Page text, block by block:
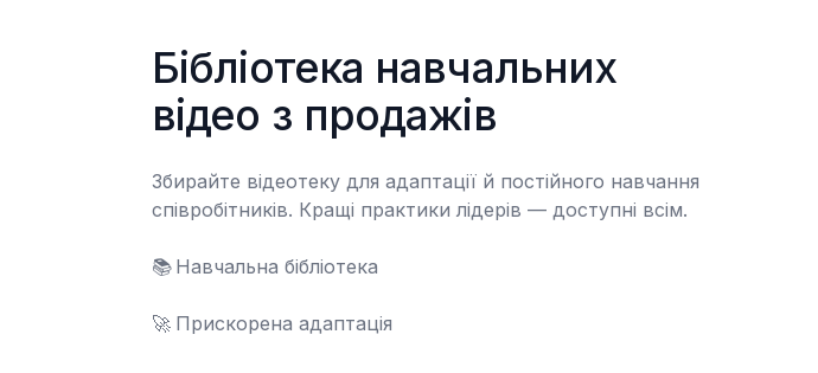
Бібліотека навчальних
відео з продажів
Збирайте відеотеку для адаптації й постійного навчання
співробітників. Кращі практики лідерів — доступні всім.
📚	Навчальна бібліотека
🚀	Прискорена адаптація